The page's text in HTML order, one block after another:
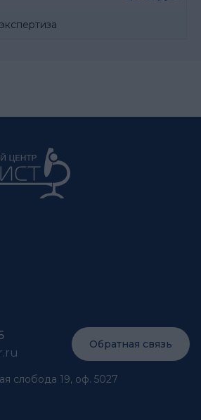
слобода 19, оф. 5027
Обратная связь